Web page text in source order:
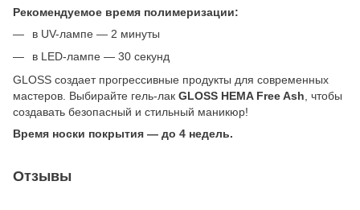
Рекомендуемое время полимеризации:
в UV-лампе — 2 минуты
в LED-лампе — 30 секунд
GLOSS создает прогрессивные продукты для современных
мастеров. Выбирайте гель-лак GLOSS HEMA Free Ash , чтобы
создавать безопасный и стильный маникюр!
Время носки покрытия — до 4 недель.
Отзывы